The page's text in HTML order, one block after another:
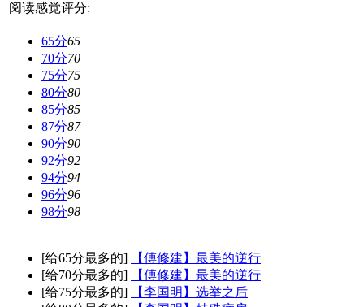
阅读感觉评分:
65分65
70分70
75分75
80分80
85分85
87分87
90分90
92分92
94分94
96分96
98分98
[给65分最多的]
【傅修建】最美的逆行
[给70分最多的]
【傅修建】最美的逆行
[给75分最多的]
【李国明】选举之后